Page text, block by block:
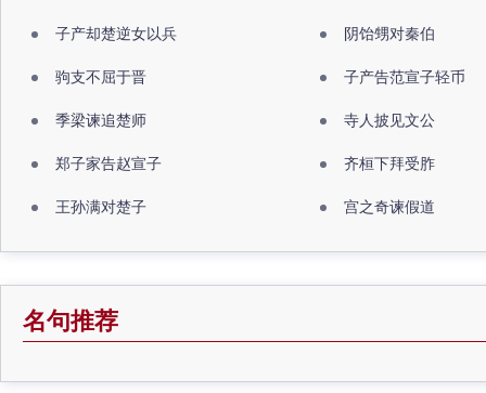
子产却楚逆女以兵 阴饴甥对秦伯
驹支不屈于晋 子产告范宣子轻币
季梁谏追楚师 寺人披见文公
郑子家告赵宣子 齐桓下拜受胙
王孙满对楚子 宫之奇谏假道
名句推荐